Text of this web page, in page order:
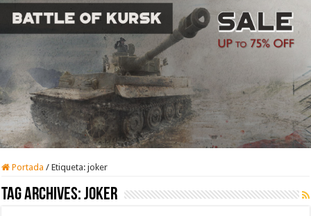
Portada / Etiqueta:joker
Tag Archives:joker